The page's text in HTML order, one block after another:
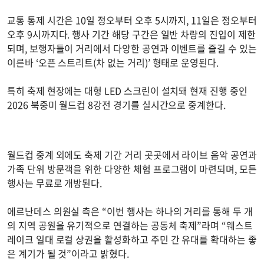
교통 통제 시간은 10일 정오부터 오후 5시까지, 11일은 정오부터
오후 9시까지다. 행사 기간 해당 구간은 일반 차량의 진입이 제한
되며, 보행자들이 거리에서 다양한 공연과 이벤트를 즐길 수 있는
이른바 ‘오픈 스트리트(차 없는 거리)’ 형태로 운영된다.
특히 축제 현장에는 대형 LED 스크린이 설치돼 현재 진행 중인
2026 북중미 월드컵 8강전 경기를 실시간으로 중계한다.
월드컵 중계 외에도 축제 기간 거리 곳곳에서 라이브 음악 공연과
가족 단위 방문객을 위한 다양한 체험 프로그램이 마련되며, 모든
행사는 무료로 개방된다.
에르난데스 의원실 측은 “이번 행사는 하나의 거리를 통해 두 개
의 지역 공원을 유기적으로 연결하는 공동체 축제”라며 “웨스트
레이크 일대 로컬 상권을 활성화하고 주민 간 유대를 확대하는 좋
은 계기가 될 것”이라고 밝혔다.